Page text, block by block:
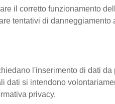
il corretto funzionamento
tentativi di
l'inserimento di dati
si intendono
privacy.